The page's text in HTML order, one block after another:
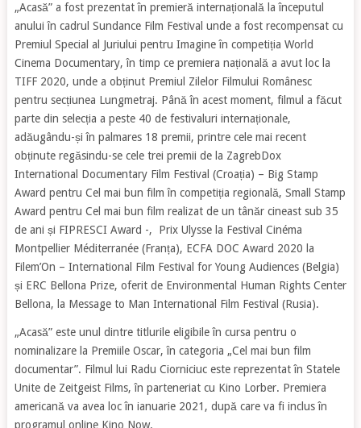
„Acasă” a fost prezentat în premieră internațională la începutul
anului în cadrul Sundance Film Festival unde a fost recompensat cu
Premiul Special al Juriului pentru Imagine în competiția World
Cinema Documentary, în timp ce premiera națională a avut loc la
TIFF 2020, unde a obținut Premiul Zilelor Filmului Românesc
pentru secțiunea Lungmetraj. Până în acest moment, filmul a făcut
parte din selecția a peste 40 de festivaluri internaționale,
adăugându-și în palmares 18 premii, printre cele mai recent
obținute regăsindu-se cele trei premii de la ZagrebDox
International Documentary Film Festival (Croația) – Big Stamp
Award pentru Cel mai bun film în competiția regională, Small Stamp
Award pentru Cel mai bun film realizat de un tânăr cineast sub 35
de ani și FIPRESCI Award -, Prix Ulysse la Festival Cinéma
Montpellier Méditerranée (Franța), ECFA DOC Award 2020 la
Filem’On – International Film Festival for Young Audiences (Belgia)
și ERC Bellona Prize, oferit de Environmental Human Rights Center
Bellona, la Message to Man International Film Festival (Rusia).
„Acasă” este unul dintre titlurile eligibile în cursa pentru o
nominalizare la Premiile Oscar, în categoria „Cel mai bun film
documentar”. Filmul lui Radu Ciorniciuc este reprezentat în Statele
Unite de Zeitgeist Films, în parteneriat cu Kino Lorber. Premiera
americană va avea loc în ianuarie 2021, după care va fi inclus în
programul online Kino Now.